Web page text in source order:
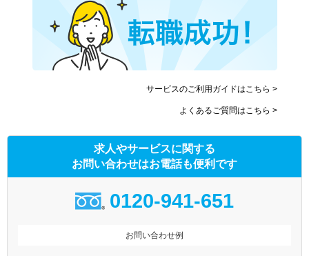
サービスのご利用ガイドはこちら >
よくあるご質問はこちら >
求人やサービスに関する
お問い合わせはお電話も便利です
0120-941-651
お問い合わせ例